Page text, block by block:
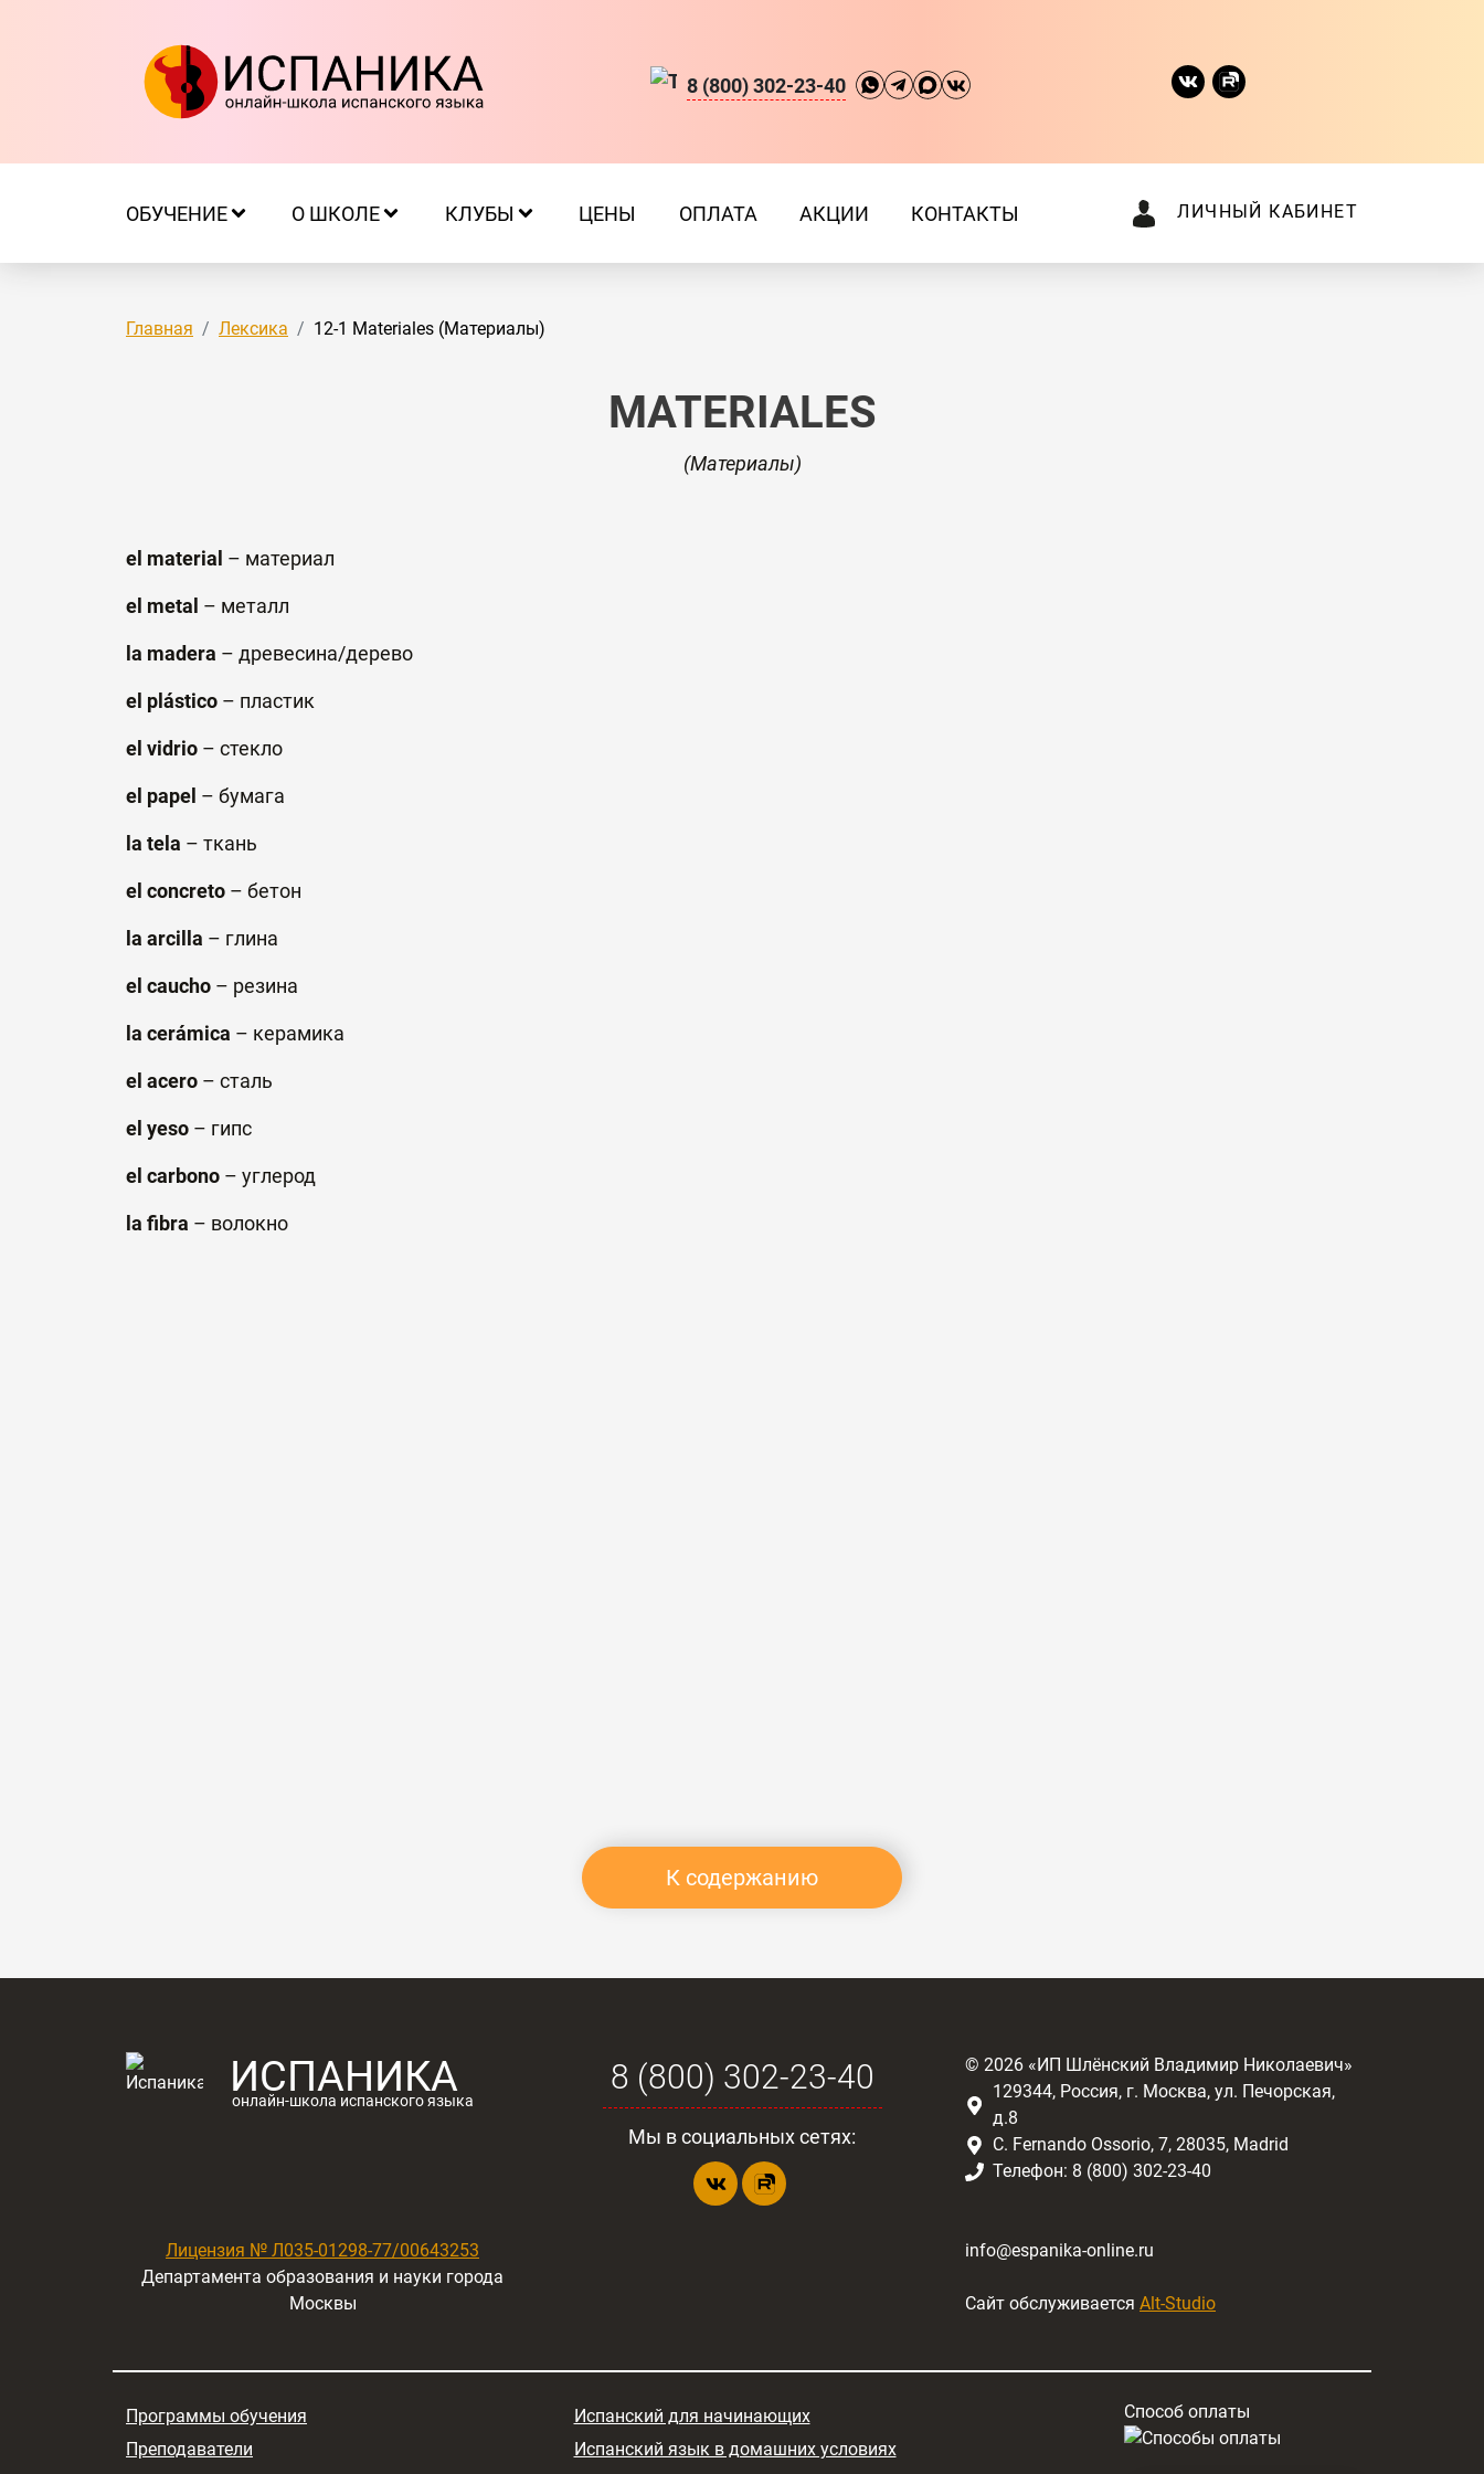
8 (800) 302-23-40
ОБУЧЕНИЕ О ШКОЛЕ КЛУБЫ ЦЕНЫ ОПЛАТА АКЦИИ КОНТАКТЫ ЛИЧНЫЙ КАБИНЕТ
Главная Лексика 12-1 Materiales (Материалы)
MATERIALES
(Материалы)
el material – материал
el metal – металл
la madera – древесина/дерево
el plástico – пластик
el vidrio – стекло
el papel – бумага
la tela – ткань
el concreto – бетон
la arcilla – глина
el caucho – резина
la cerámica – керамика
el acero – сталь
el yeso – гипс
el carbono – углерод
la fibra – волокно
К содержанию
ИСПАНИКА
онлайн-школа испанского языка
Лицензия № Л035-01298-77/00643253
Департамента образования и науки города
Москвы
8 (800) 302-23-40
Мы в социальных сетях:
© 2026 «ИП Шлёнский Владимир Николаевич»
129344, Россия, г. Москва, ул. Печорская,
д.8
C. Fernando Ossorio, 7, 28035, Madrid
Телефон: 8 (800) 302-23-40
info@espanika-online.ru
Сайт обслуживается Alt-Studio
Программы обучения
Преподаватели
Испанский для начинающих
Испанский язык в домашних условиях
Способ оплаты